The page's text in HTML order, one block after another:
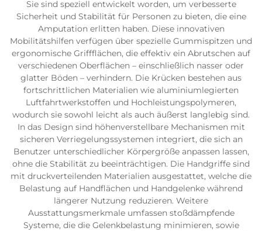
Sie sind speziell entwickelt worden, um verbesserte
Sicherheit und Stabilität für Personen zu bieten, die eine
Amputation erlitten haben. Diese innovativen
Mobilitätshilfen verfügen über spezielle Gummispitzen und
ergonomische Griffflächen, die effektiv ein Abrutschen auf
verschiedenen Oberflächen – einschließlich nasser oder
glatter Böden – verhindern. Die Krücken bestehen aus
fortschrittlichen Materialien wie aluminiumlegierten
Luftfahrtwerkstoffen und Hochleistungspolymeren,
wodurch sie sowohl leicht als auch äußerst langlebig sind.
In das Design sind höhenverstellbare Mechanismen mit
sicheren Verriegelungssystemen integriert, die sich an
Benutzer unterschiedlicher Körpergröße anpassen lassen,
ohne die Stabilität zu beeinträchtigen. Die Handgriffe sind
mit druckverteilenden Materialien ausgestattet, welche die
Belastung auf Handflächen und Handgelenke während
längerer Nutzung reduzieren. Weitere
Ausstattungsmerkmale umfassen stoßdämpfende
Systeme, die die Gelenkbelastung minimieren, sowie